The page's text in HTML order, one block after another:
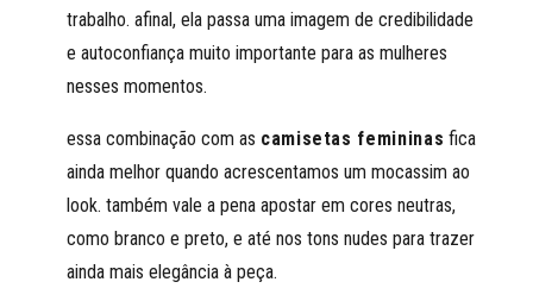
trabalho. afinal, ela passa uma imagem de credibilidade
e autoconfiança muito importante para as mulheres
nesses momentos.
essa combinação com as camisetas femininas fica
ainda melhor quando acrescentamos um mocassim ao
look. também vale a pena apostar em cores neutras,
como branco e preto, e até nos tons nudes para trazer
ainda mais elegância à peça.